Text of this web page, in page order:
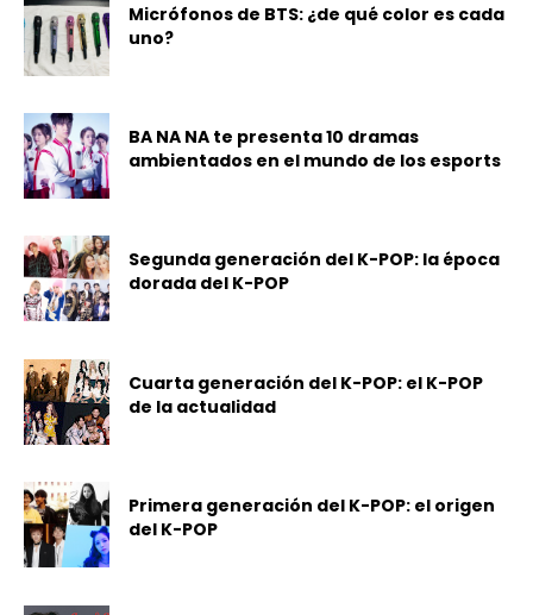
Micrófonos de BTS: ¿de qué color es cada
uno?
BA NA NA te presenta 10 dramas
ambientados en el mundo de los esports
Segunda generación del K-POP: la época
dorada del K-POP
Cuarta generación del K-POP: el K-POP
de la actualidad
Primera generación del K-POP: el origen
del K-POP